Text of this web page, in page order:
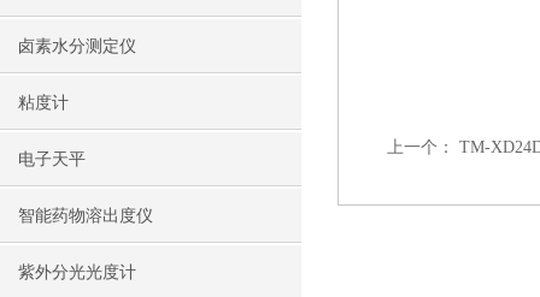
卤素水分测定仪
粘度计
电子天平
智能药物溶出度仪
紫外分光光度计
上一个： TM-